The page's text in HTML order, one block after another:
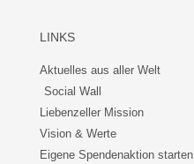
LINKS
Aktuelles aus aller Welt
Social Wall
Liebenzeller Mission
Vision & Werte
Eigene Spendenaktion starten